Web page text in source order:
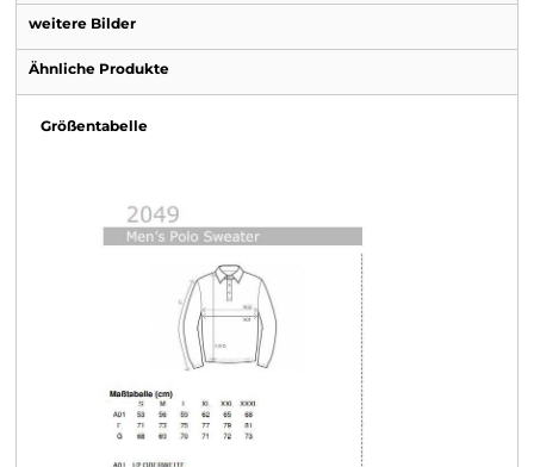
weitere Bilder
Ähnliche Produkte
Größentabelle